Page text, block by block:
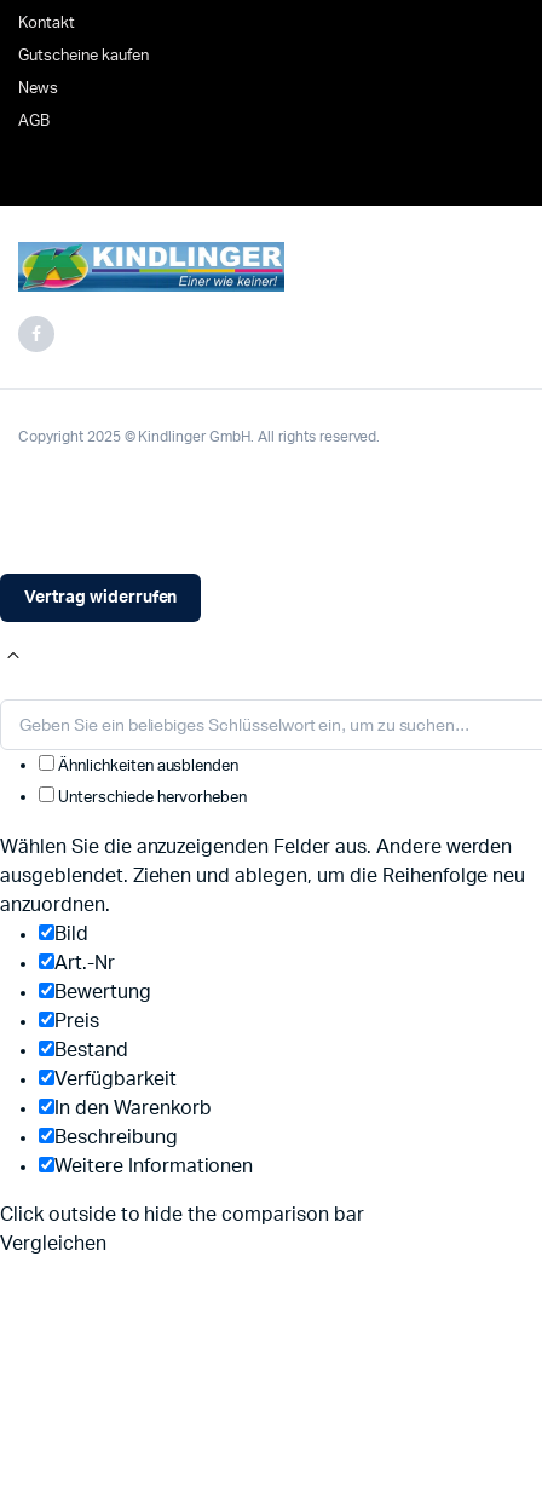
Kontakt
Gutscheine kaufen
News
AGB
Copyright 2025 © Kindlinger GmbH. All rights reserved.
Vertrag widerrufen
Ähnlichkeiten ausblenden
Unterschiede hervorheben
Wählen Sie die anzuzeigenden Felder aus. Andere werden
ausgeblendet. Ziehen und ablegen, um die Reihenfolge neu
anzuordnen.
Bild
Art.-Nr
Bewertung
Preis
Bestand
Verfügbarkeit
In den Warenkorb
Beschreibung
Weitere Informationen
Click outside to hide the comparison bar
Vergleichen